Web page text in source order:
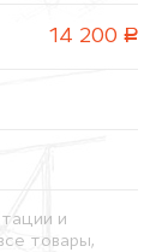
14 200 руб.
и
товары,